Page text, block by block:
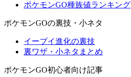
ポケモンGO種族値ランキング
ポケモンGOの裏技・小ネタ
イーブイ進化の裏技
裏ワザ・小ネタまとめ
ポケモンGO初心者向け記事